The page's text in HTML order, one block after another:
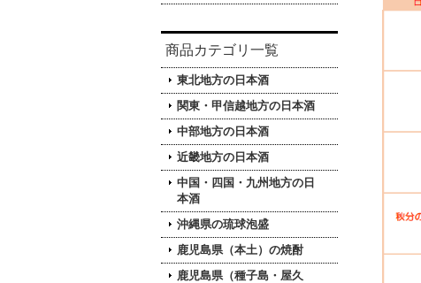
商品カテゴリ一覧
東北地方の日本酒
関東・甲信越地方の日本酒
中部地方の日本酒
近畿地方の日本酒
中国・四国・九州地方の日
本酒
沖縄県の琉球泡盛
鹿児島県（本土）の焼酎
鹿児島県（種子島・屋久